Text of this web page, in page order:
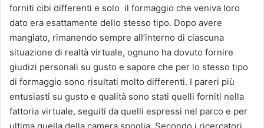
forniti cibi differenti e solo il formaggio che veniva loro
dato era esattamente dello stesso tipo. Dopo avere
mangiato, rimanendo sempre all’interno di ciascuna
situazione di realtà virtuale, ognuno ha dovuto fornire
giudizi personali su gusto e sapore che per lo stesso tipo
di formaggio sono risultati molto differenti. I pareri più
entusiasti su gusto e qualità sono stati quelli forniti nella
fattoria virtuale, seguiti da quelli espressi nel parco e per